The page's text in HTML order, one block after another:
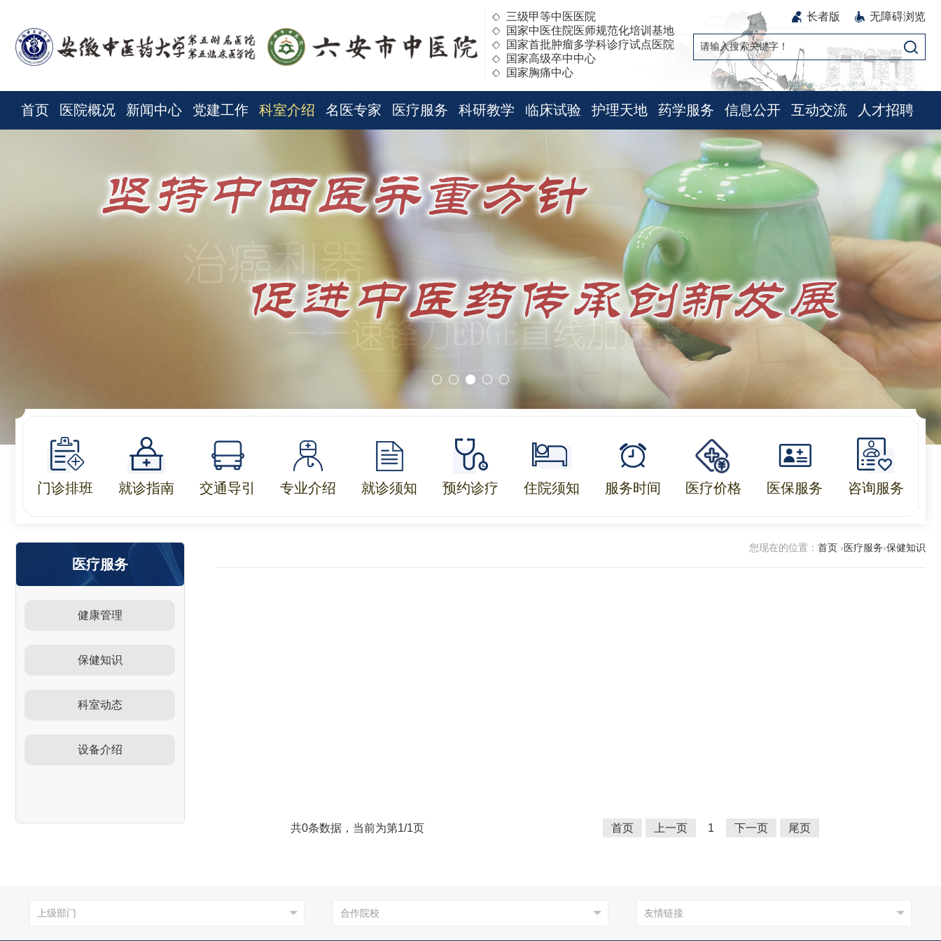
三级甲等中医医院
国家中医住院医师规范化培训基地
国家首批肿瘤多学科诊疗试点医院
国家高级卒中中心
国家胸痛中心
无障碍浏览
长者版
首页 医院概况 新闻中心 党建工作 科室介绍 名医专家 医疗服务 科研教学 临床试验 护理天地 药学服务 信息公开 互动交流 人才招聘
门诊排班 就诊指南 交通导引 专业介绍 就诊须知 预约诊疗 住院须知 服务时间 医疗价格 医保服务 咨询服务
医疗服务
健康管理
保健知识
科室动态
设备介绍
您现在的位置： 首页 ›医疗服务›保健知识
共0条数据，当前为第1/1页 首页 上一页 1 下一页 尾页